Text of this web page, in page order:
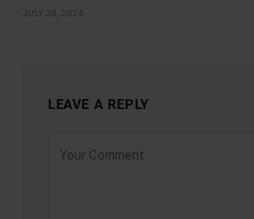
JULY 28, 2026
LEAVE A REPLY